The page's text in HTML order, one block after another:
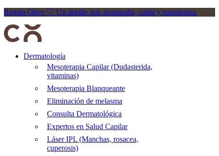
Regala Olive 🤍 Un detalle que acompaña, cuida y transforma.
Dermatología
Mesoterapia Capilar (Dudasterida,
vitaminas)
Mesoterapia Blanqueante
Eliminación de melasma
Consulta Dermatológica
Expertos en Salud Capilar
Láser IPL (Manchas, rosacea,
cuperosis)